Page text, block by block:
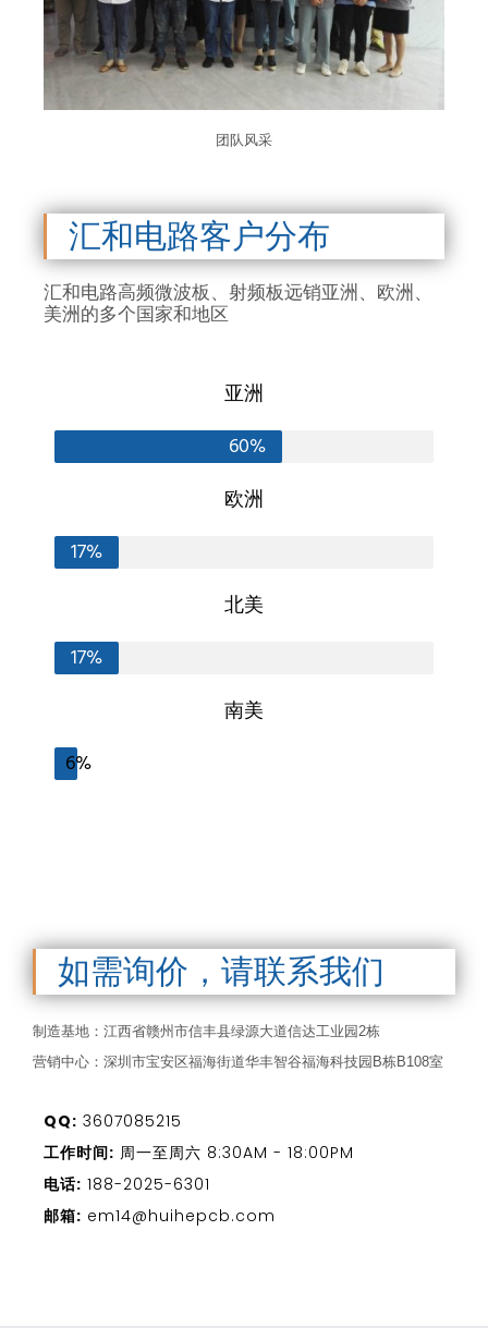
团队风采
汇和电路客户分布
汇和电路高频微波板、射频板远销亚洲、欧洲、
美洲的多个国家和地区
亚洲
60%
欧洲
17%
北美
17%
南美
6%
如需询价，请联系我们
制造基地：江西省赣州市信丰县绿源大道信达工业园2栋
营销中心：深圳市宝安区福海街道华丰智谷福海科技园B栋B108室
QQ: 3607085215
工作时间: 周一至周六 8:30AM - 18:00PM
电话: 188-2025-6301
邮箱: em14@huihepcb.com